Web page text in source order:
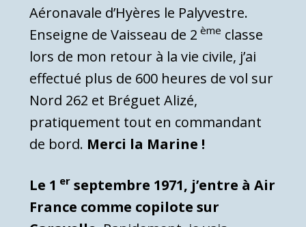
Aéronavale d’Hyères le Palyvestre.
Enseigne de Vaisseau de 2 ème classe
lors de mon retour à la vie civile, j’ai
effectué plus de 600 heures de vol sur
Nord 262 et Bréguet Alizé,
pratiquement tout en commandant
de bord. Merci la Marine !
Le 1 erseptembre 1971, j’entre à Air
France comme copilote sur